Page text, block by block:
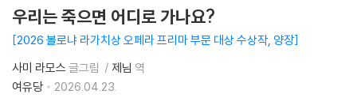
우리는 죽으면 어디로 가나요?
2026 볼로냐 라가치상 오페라 프리마 부문 대상 수상작, 양장
사미 라모스 글그림 제님 역
여유당
2026.04.23.